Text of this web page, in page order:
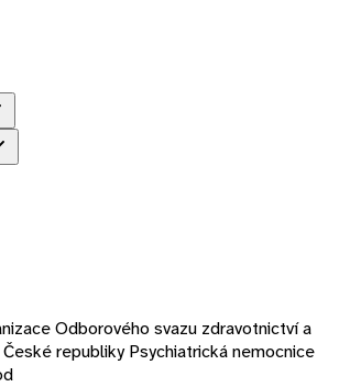
Odborového svazu zdravotnictví a
republiky Psychiatrická nemocnice